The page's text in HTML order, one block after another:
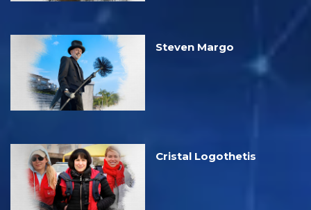
Steven Margo
Cristal Logothetis